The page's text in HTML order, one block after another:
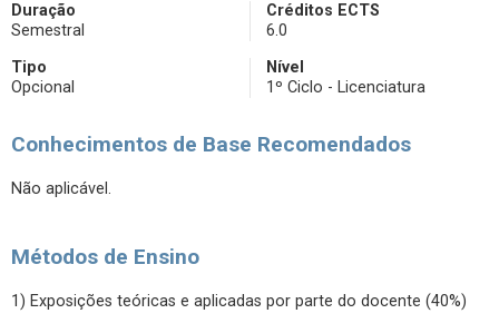
Duração
Semestral
Créditos ECTS
6.0
Tipo
Opcional
Nível
1º Ciclo - Licenciatura
Conhecimentos de Base Recomendados
Não aplicável.
Métodos de Ensino
1) Exposições teóricas e aplicadas por parte do docente (40%)